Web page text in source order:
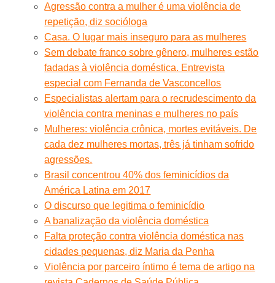
Agressão contra a mulher é uma violência de
repetição, diz socióloga
Casa. O lugar mais inseguro para as mulheres
Sem debate franco sobre gênero, mulheres estão
fadadas à violência doméstica. Entrevista
especial com Fernanda de Vasconcellos
Especialistas alertam para o recrudescimento da
violência contra meninas e mulheres no país
Mulheres: violência crônica, mortes evitáveis. De
cada dez mulheres mortas, três já tinham sofrido
agressões.
Brasil concentrou 40% dos feminicídios da
América Latina em 2017
O discurso que legitima o feminicídio
A banalização da violência doméstica
Falta proteção contra violência doméstica nas
cidades pequenas, diz Maria da Penha
Violência por parceiro íntimo é tema de artigo na